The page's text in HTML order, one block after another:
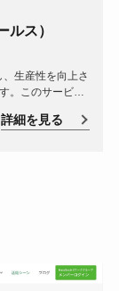
ルス）
生産性を向上さ
。このサービス
に役立ちます。
詳細を見る